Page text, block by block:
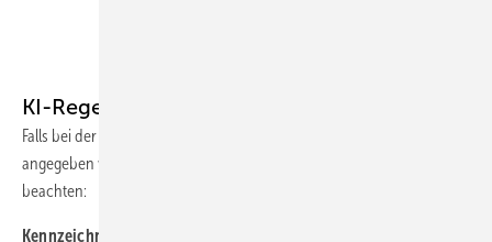
KI-Regeln
Falls bei der Erstellung des Beitrags KI angewendet wurde, muss dies
angegeben werden und die entsprechenden Regeln sind zu
beachten:
Kennzeichnung